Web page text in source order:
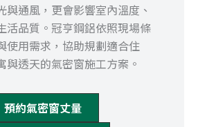
與通風，更會影響室內溫度、
活品質。冠亨鋼鋁依照現場條
使用需求，協助規劃適合住
與透天的氣密窗施工方案。
預約氣密窗丈量